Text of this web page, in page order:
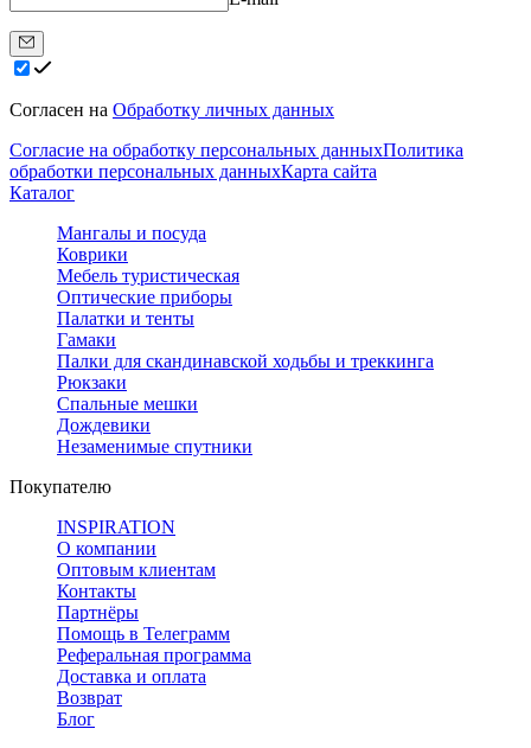
Согласен на Обработку личных данных
Согласие на обработку персональных данныхПолитика
обработки персональных данныхКарта сайта
Каталог
Мангалы и посуда
Коврики
Мебель туристическая
Оптические приборы
Палатки и тенты
Гамаки
Палки для скандинавской ходьбы и треккинга
Рюкзаки
Спальные мешки
Дождевики
Незаменимые спутники
Покупателю
INSPIRATION
О компании
Оптовым клиентам
Контакты
Партнёры
Помощь в Телеграмм
Реферальная программа
Доставка и оплата
Возврат
Блог